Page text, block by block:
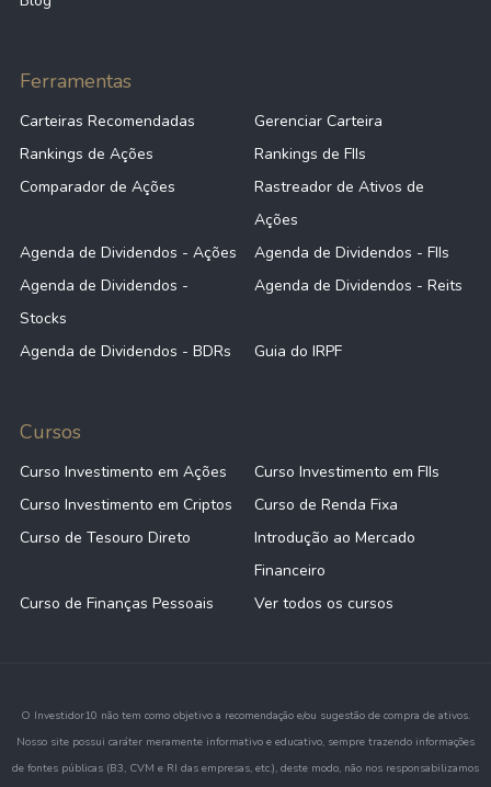
Ferramentas
Carteiras Recomendadas
Gerenciar Carteira
Rankings de Ações
Rankings de FIIs
Comparador de Ações
Rastreador de Ativos de
Ações
Agenda de Dividendos - Ações
Agenda de Dividendos - FIIs
Agenda de Dividendos -
Stocks
Agenda de Dividendos - Reits
Agenda de Dividendos - BDRs Guia do IRPF
Cursos
Curso Investimento em Ações
Curso Investimento em FIIs
Curso Investimento em Criptos
Curso de Renda Fixa
Curso de Tesouro Direto
Introdução ao Mercado
Financeiro
Curso de Finanças Pessoais
Ver todos os cursos
O Investidor10 não tem como objetivo a recomendação e/ou sugestão de compra de ativos.
Nosso site possui caráter meramente informativo e educativo, sempre trazendo informações
de fontes públicas (B3, CVM e RI das empresas, etc.), deste modo, não nos responsabilizamos